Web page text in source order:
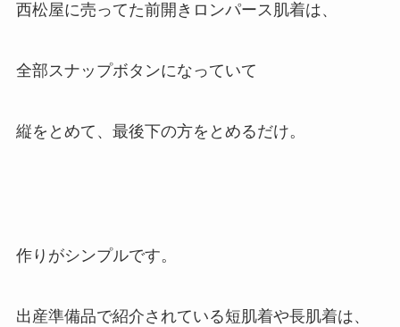
西松屋に売ってた前開きロンパース肌着は、
全部スナップボタンになっていて
縦をとめて、最後下の方をとめるだけ。
作りがシンプルです。
出産準備品で紹介されている短肌着や長肌着は、